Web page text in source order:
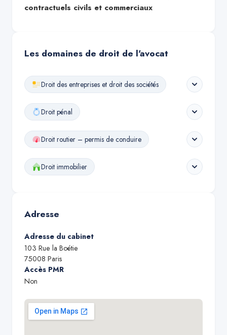
contractuels civils et commerciaux
Les domaines de droit de l'avocat
Droit des entreprises et droit des sociétés
Droit pénal
Droit routier – permis de conduire
Droit immobilier
Adresse
Adresse du cabinet
103 Rue la Boétie
75008 Paris
Accès PMR
Non